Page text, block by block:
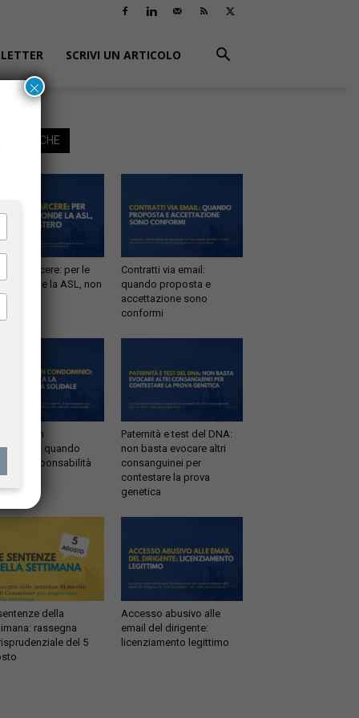
SCRIVI UN ARTICOLO
ANCHE
in carcere: per le
risponde la ASL, non
Contratti via email:
quando proposta e
accettazione sono
conformi
in
quando
la responsabilità
Paternità e test del DNA:
non basta evocare altri
consanguinei per
contestare la prova
genetica
della
rassegna
del 5
Accesso abusivo alle
email del dirigente:
licenziamento legittimo
×